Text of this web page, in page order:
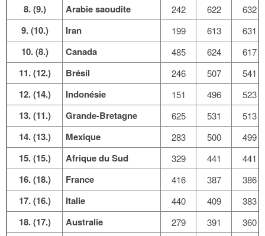
8. (9.) Arabie saoudite 242 622 632
9. (10.) Iran 199 613 631
10. (8.) Canada 485 624 617
11. (12.) Brésil 246 507 541
12. (14.) Indonésie 151 496 523
13. (11.) Grande-Bretagne 625 531 513
14. (13.) Mexique 283 500 499
15. (15.) Afrique du Sud 329 441 441
16. (18.) France 416 387 386
17. (16.) Italie 440 409 383
18. (17.) Australie 279 391 360